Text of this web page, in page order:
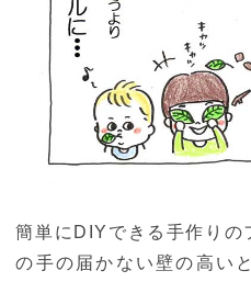
簡単にDIYできる手作りの
の手の届かない壁の高い